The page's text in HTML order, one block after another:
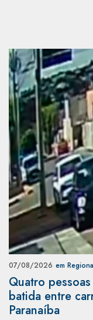
07/08/2026 em
Quatro
batida entre
Paranaíba